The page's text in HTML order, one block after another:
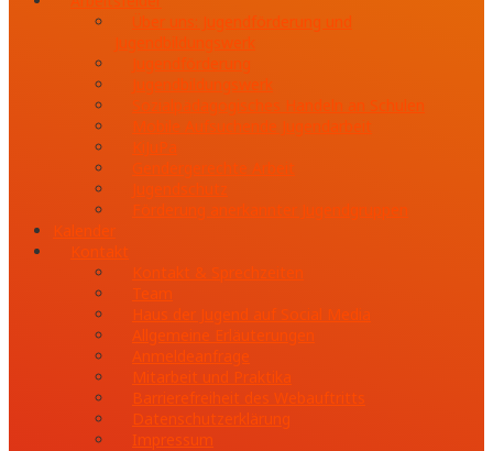
Über uns: Jugendförderung und
Jugendbildungswerk
Jugendförderung
Jugendbildungswerk
Sozialpädagogisches Handeln an Schulen
Mobile Aufsuchende Jugendarbeit
KiJuPa
Gendergerechte Arbeit
Jugendschutz
Förderung anerkannter Jugendgruppen
Kalender
Kontakt
Kontakt & Sprechzeiten
Team
Haus der Jugend auf Social Media
Allgemeine Erläuterungen
Anmeldeanfrage
Mitarbeit und Praktika
Barrierefreiheit des Webauftritts
Datenschutzerklärung
Impressum